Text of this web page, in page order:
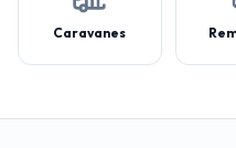
Caravanes